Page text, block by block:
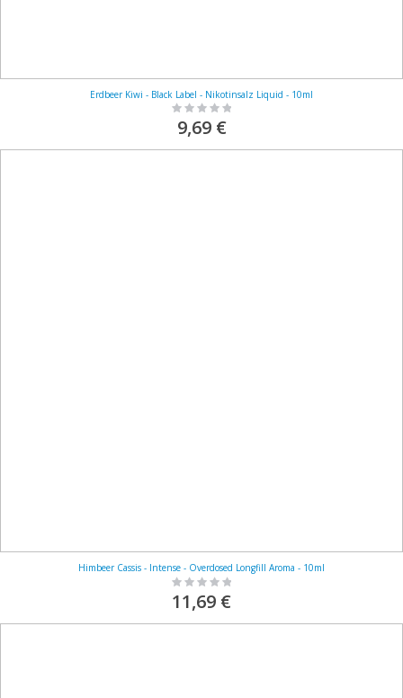
Erdbeer Kiwi - Black Label - Nikotinsalz Liquid - 10ml
Rating:
0%
9,69 €
Himbeer Cassis - Intense - Overdosed Longfill Aroma - 10ml
Rating:
11,69 €